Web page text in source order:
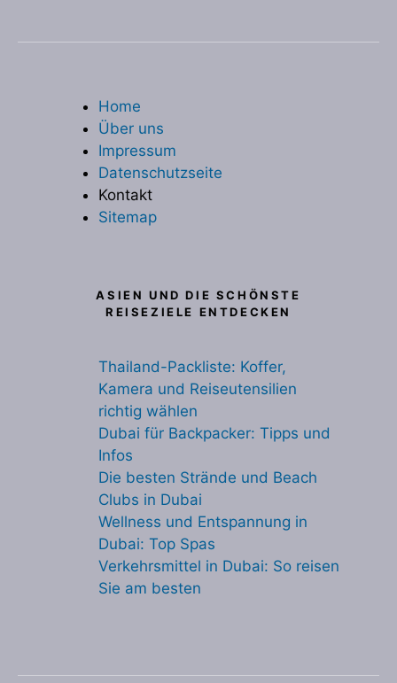
Home
Über uns
Impressum
Datenschutzseite
Kontakt
Sitemap
ASIEN UND DIE SCHÖNSTE
REISEZIELE ENTDECKEN
Thailand-Packliste: Koffer,
Kamera und Reiseutensilien
richtig wählen
Dubai für Backpacker: Tipps und
Infos
Die besten Strände und Beach
Clubs in Dubai
Wellness und Entspannung in
Dubai: Top Spas
Verkehrsmittel in Dubai: So reisen
Sie am besten